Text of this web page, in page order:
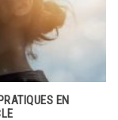
CLAUDE
PLATEFORME